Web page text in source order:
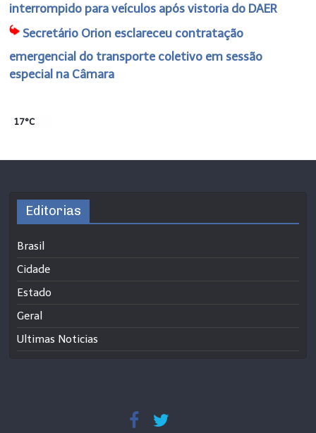
interrompido para veículos após vistoria do DAER
Secretário Orion esclareceu contratação
emergencial do transporte coletivo em sessão
especial na Câmara
17°C
Editorias
Brasil
Cidade
Estado
Geral
Ultimas Noticias